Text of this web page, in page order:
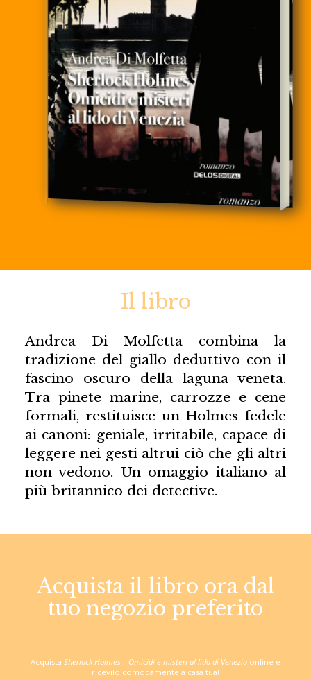
Il libro
Andrea Di Molfetta combina la
tradizione del giallo deduttivo con il
fascino oscuro della laguna veneta.
Tra pinete marine, carrozze e cene
formali, restituisce un Holmes fedele
ai canoni: geniale, irritabile, capace di
leggere nei gesti altrui ciò che gli altri
non vedono. Un omaggio italiano al
più britannico dei detective.
Acquista il libro ora dal
tuo negozio preferito
Acquista Sherlock Holmes – Omicidi e misteri al lido di Venezia online e
ricevilo comodamente a casa tua!